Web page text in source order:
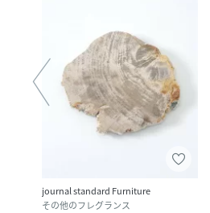
journal standard Furniture
その他のフレグランス